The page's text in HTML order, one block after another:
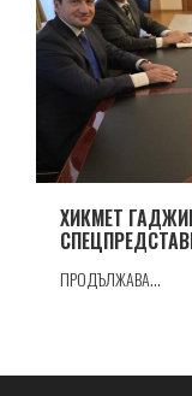
ХИКМЕТ
ПРОДЪЛЖАВА...